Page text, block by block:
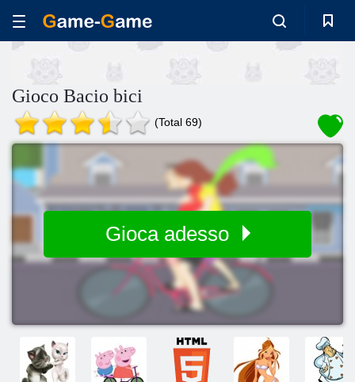
Gioco Bacio bici
(Total 69)
Gioca adesso